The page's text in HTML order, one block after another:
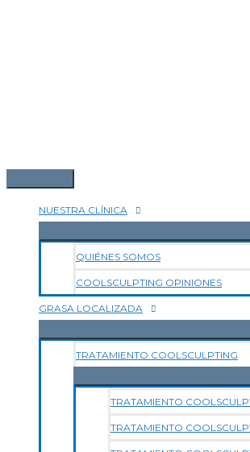
NUESTRA CLÍNICA
QUIÉNES SOMOS
COOLSCULPTING OPINIONES
GRASA LOCALIZADA
TRATAMIENTO COOLSCULPTING
TRATAMIENTO
TRATAMIENTO